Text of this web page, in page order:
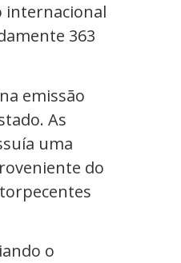
internacional
363
emissão
As
uma
do
o